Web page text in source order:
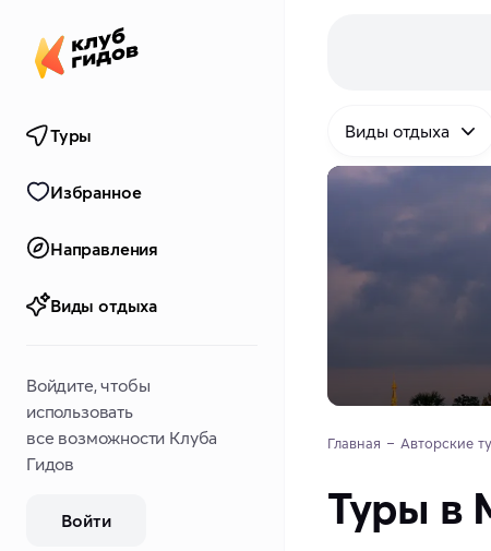
Туры
Избранное
Направления
Виды отдыха
Войдите, чтобы
использовать
все возможности Клуба
Гидов
Войти
Виды отдыха
Главная Авторские
Туры в